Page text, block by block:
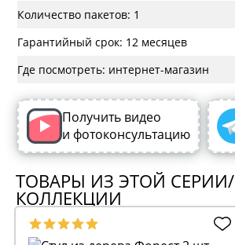
Количество пакетов: 1
Гарантийный срок: 12 месяцев
Где посмотреть: интернет-магазин
Получить видео
и фотоконсультацию
ТОВАРЫ ИЗ ЭТОЙ СЕРИИ/
КОЛЛЕКЦИИ